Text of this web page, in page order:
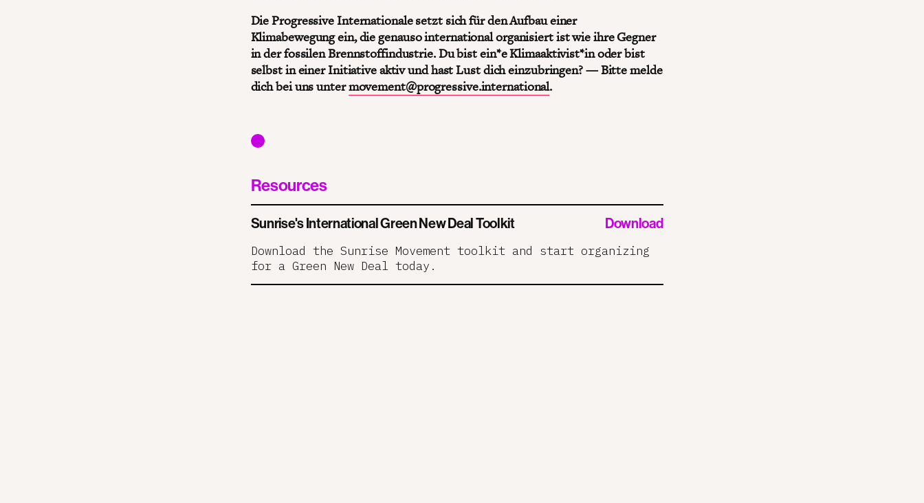
Die Progressive Internationale setzt sich für den Aufbau einer
Klimabewegung ein, die genauso international organisiert ist wie ihre Gegner
in der fossilen Brennstoffindustrie. Du bist ein*e Klimaaktivist*in oder bist
selbst in einer Initiative aktiv und hast Lust dich einzubringen? — Bitte melde
dich bei uns untermovement@progressive.international.
Resources
Sunrise's International Green New Deal Toolkit Download
Download the Sunrise Movement toolkit and start organizing
for a Green New Deal today.